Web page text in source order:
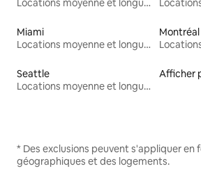
Locations moyenne et longue durée
Miami
Locations moyenne et longue durée
Montréal
Seattle
Locations moyenne et longue durée
Afficher
* Des exclusions peuvent s'appliquer en
géographiques et des logements.